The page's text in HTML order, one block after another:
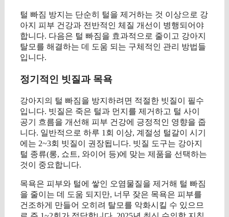
털 빠짐 방지는 단순히 털을 제거하는 것 이상으로 강
아지 피부 건강과 전반적인 체질 개선이 병행되어야
합니다. 다음은 털 빠짐을 효과적으로 줄이고 강아지
탈모를 해결하는 데 도움 되는 구체적인 관리 방법들
입니다.
정기적인 빗질과 목욕
강아지의 털 빠짐을 방지하려면 적절한 빗질이 필수
입니다. 빗질은 죽은 털과 먼지를 제거하고 털 사이
공기 흐름을 개선해 피부 건강에 긍정적인 영향을 줍
니다. 일반적으로 하루 1회 이상, 계절성 털갈이 시기
에는 2~3회 빗질이 권장됩니다. 빗질 도구는 강아지
털 종류(롱, 쇼트, 와이어 등)에 맞는 제품을 선택하는
것이 중요합니다.
목욕은 피부와 털에 쌓인 오염물질을 제거해 털 빠짐
을 줄이는 데 도움 되지만, 너무 잦은 목욕은 피부를
건조하게 만들어 오히려 탈모를 악화시킬 수 있으므